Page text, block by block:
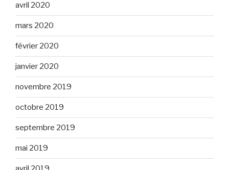
avril 2020
mars 2020
février 2020
janvier 2020
novembre 2019
octobre 2019
septembre 2019
mai 2019